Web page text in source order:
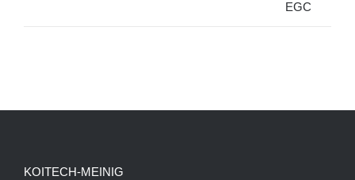
KOITECH-MEINIG